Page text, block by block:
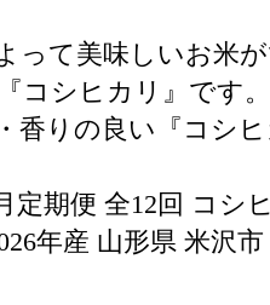
って美味しいお米
コシヒカリ』です。
香りの良い『コシ
定期便 全12回 コシ
年産 山形県 米沢